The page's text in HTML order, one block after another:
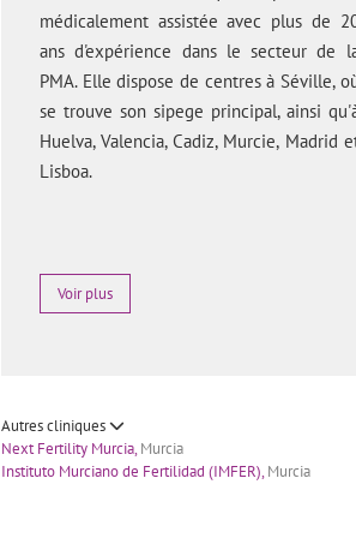
médicalement assistée avec plus de
ans d'expérience dans le secteur de
PMA. Elle dispose de centres à Séville,
se trouve son sipege principal, ainsi
Huelva, Valencia, Cadiz, Murcie, Madrid
Lisboa.
Voir plus
Autres cliniques
Next Fertility Murcia, Murcia
Instituto Murciano de Fertilidad (IMFER), Murcia